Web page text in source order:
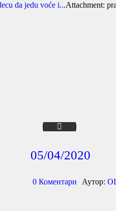
da jedu voće i...Attachment:
voce-dekoracija
05/04/2020
0 Коментари Аутор: